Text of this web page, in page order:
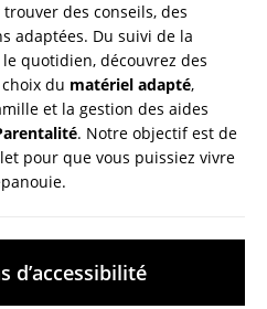
des conseils, des
adaptées. Du suivi de la
quotidien, découvrez des
du matériel adapté,
et la gestion des aides
. Notre objectif est de
pour que vous puissiez vivre
d’accessibilité